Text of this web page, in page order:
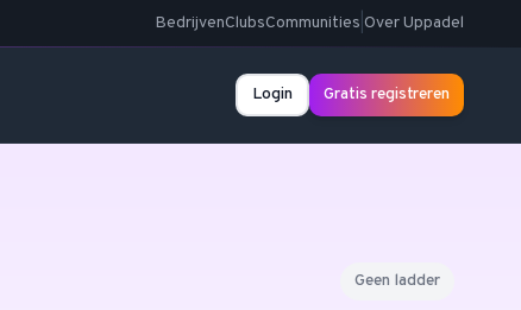
BedrijvenClubsCommunities Over Uppadel
Login Gratis registreren
Geen ladder